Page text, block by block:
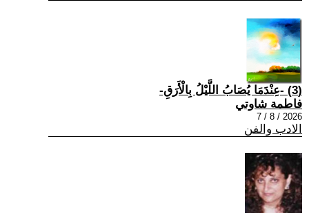
(3) -عِنْدَمَا يُصَابُ اللَّيْلُ بِالْأَرَقِ-
فاطمة شاوتي
2026 / 8 / 7
الادب والفن